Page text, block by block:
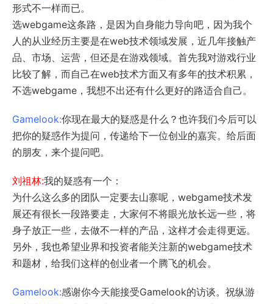
形式不一样而已。
选webgame这条路，是因为自身能力导向吧，因为我个
人的从业经历主要是在web技术领域发展，近几年接触产
品、市场、运营，但还是在游戏领域。首先我对游戏行业
比较了解，而自己在web技术方面又有多年的技术积累，
不选webgame，我想不出还有什么更好的路适合自己。
Gamelook:你现在最大的疑惑是什么？也许我们今后可以
把你的疑惑作为提问，传递给下一位创业的嘉宾。给后面
的朋友，来个提问吧。
刘祖林:我的疑惑有一个：
为什么这么多的团队一定要去山寨呢，webgame技术发
展还有很长一段路要走，大家何不将眼光放长远一些，将
身子放正一些，去做不一样的产品，这样才会走得更远。
另外，我也希望业界和投资者能关注新的webgame技术
和题材，给我们这样的创业者一个腾飞的机会。
Gamelook:感谢你今天能接受Gamelook的访谈。祝纵游